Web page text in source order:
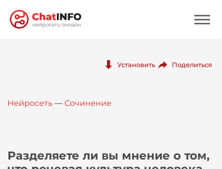
Вход
Установить Поделиться
Нейросеть — Сочинение
Разделяете ли вы мнение о том,